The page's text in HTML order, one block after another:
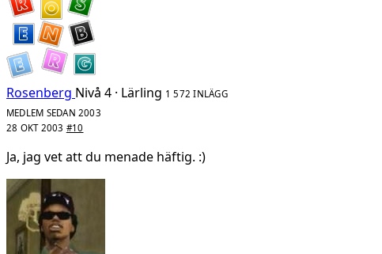
Rosenberg Nivå 4 · Lärling 1 572 INLÄGG
MEDLEM SEDAN 2003
28 OKT 2003 #10
Ja, jag vet att du menade häftig. :)